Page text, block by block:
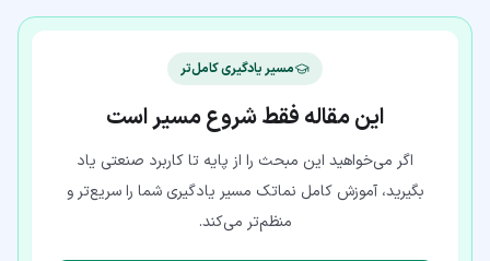
مسیر یادگیری کامل‌تر
این مقاله فقط شروع مسیر است
اگر می‌خواهید این مبحث را از پایه تا کاربرد صنعتی یاد
بگیرید، آموزش کامل نماتک مسیر یادگیری شما را سریع‌تر و
منظم‌تر می‌کند.